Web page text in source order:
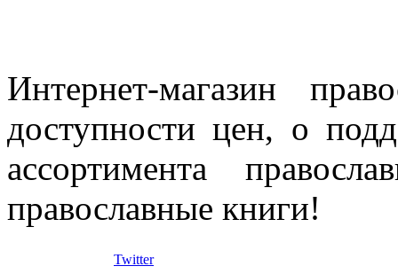
Интернет-магазин
доступности цен, о
ассортимента
православные книги!
Twitter